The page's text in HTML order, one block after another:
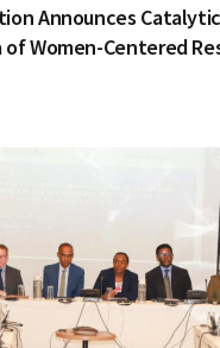
Announces
of Women-Centered